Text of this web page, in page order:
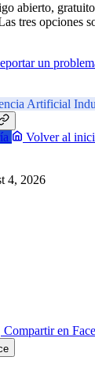
abierto,
tres opciones
un
Artificial
Volver al
4, 2026
Compartir en